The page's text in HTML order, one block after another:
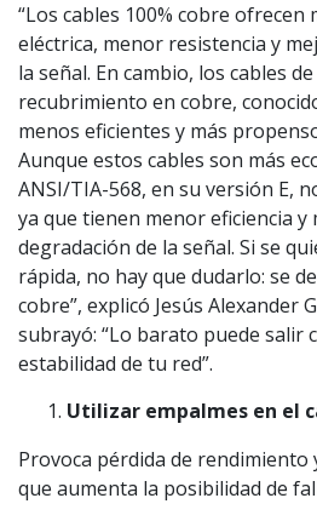
“Los cables 100% cobre ofrecen
eléctrica, menor resistencia y
la señal. En cambio, los cables
recubrimiento en cobre,
menos eficientes y más
Aunque estos cables son más
ANSI/TIA-568, en su versión E,
ya que tienen menor eficiencia y
degradación de la señal. Si se
rápida, no hay que dudarlo: se
cobre”, explicó Jesús Alexander
subrayó: “Lo barato puede salir
estabilidad de tu red”.
Utilizar empalmes en el
Provoca pérdida de rendimiento
que aumenta la posibilidad de